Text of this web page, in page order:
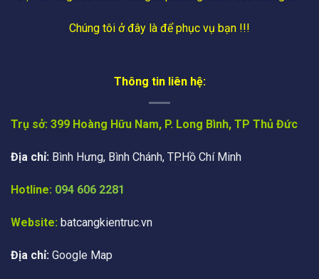
Chúng tôi ở đây là để phục vụ bạn !!!
Thông tin liên hệ:
Trụ sở: 399 Hoàng Hữu Nam, P. Long Bình, TP Thủ Đức
Địa chỉ: Bình Hưng, Bình Chánh, TP.Hồ Chí Minh
Hotline: 094 606 2281
Website: batcangkientruc.vn
Địa chỉ: Google Map